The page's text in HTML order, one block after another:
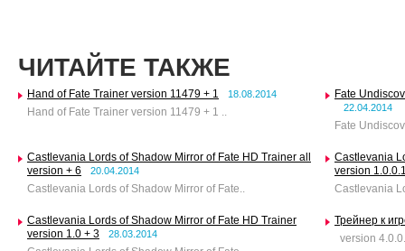
ЧИТАЙТЕ ТАКЖЕ
Hand of Fate Trainer version 11479 + 1 18.08.2014
Hand of Fate Trainer version 11479 + 1 ..
Fate
22.04.2014
Fate
Castlevania Lords of Shadow Mirror of Fate HD Trainer all
version + 6
20.04.2014
Castlevania Lords of Shadow Mirror of Fate..
Castlevania
version
Castlevania
Castlevania Lords of Shadow Mirror of Fate HD Trainer
version 1.0 + 3
28.03.2014
Трейнер к
version